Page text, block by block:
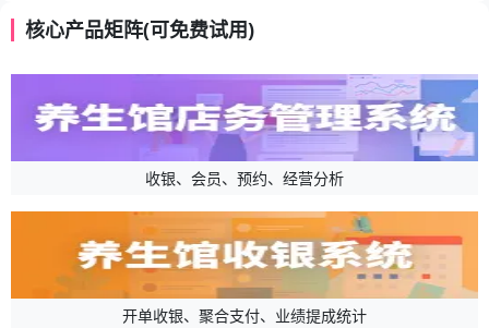
核心产品矩阵(可免费试用)
收银、会员、预约、经营分析
开单收银、聚合支付、业绩提成统计